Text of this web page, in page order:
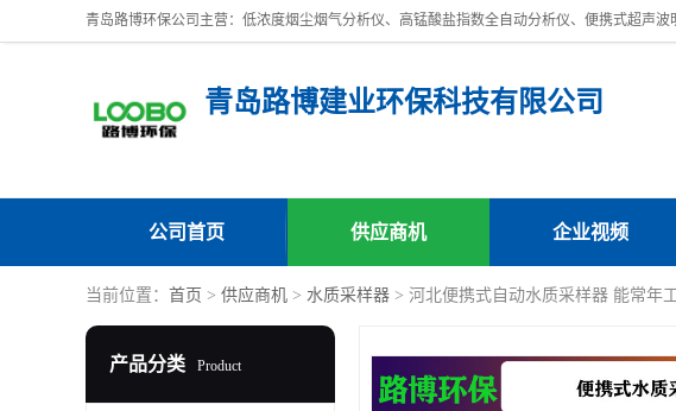
青岛路博建业环保科技有限公司
公司首页 供应商机 企业视频
当前位置： 首页 > 供应商机 > 水质采样器 > 河北便携式自动水质采样器 能常年
产品分类 Product